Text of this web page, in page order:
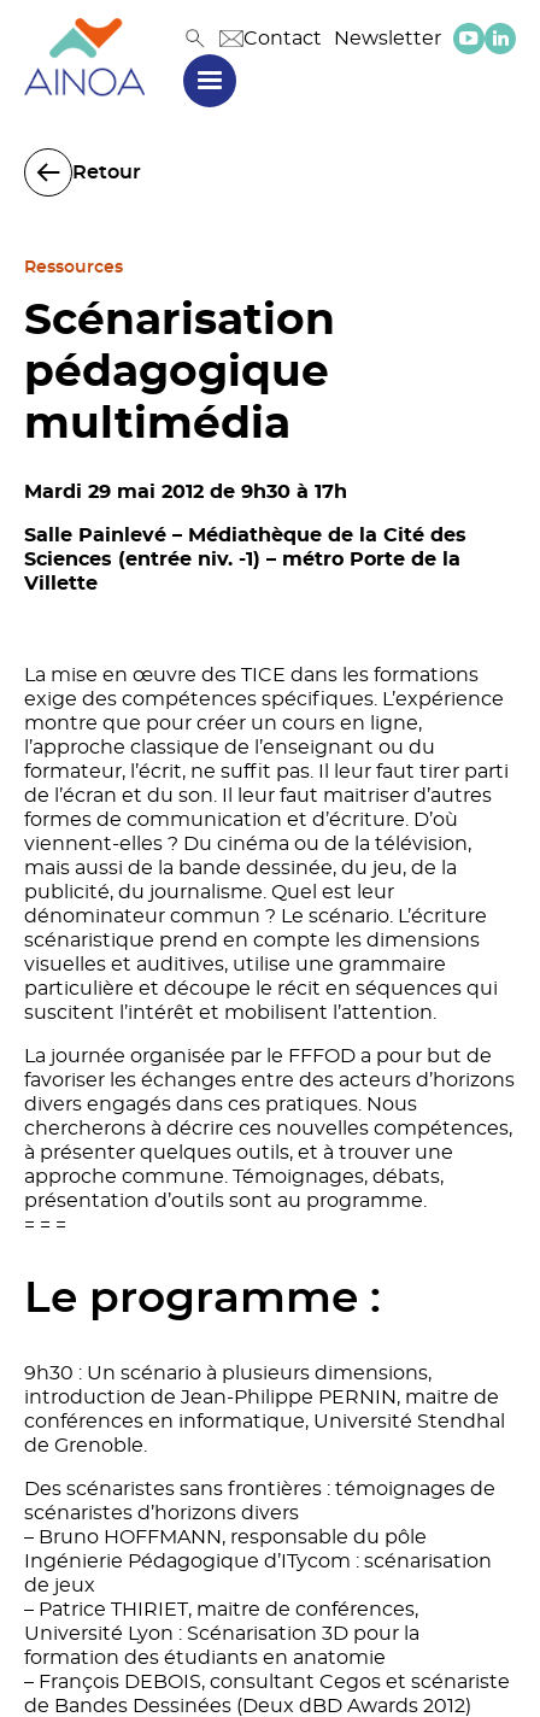
Contact Newsletter
Retour
Ressources
Scénarisation
pédagogique
multimédia
Mardi 29 mai 2012 de 9h30 à 17h
Salle Painlevé – Médiathèque de la Cité des
Sciences (entrée niv. -1) – métro Porte de la
Villette
La mise en œuvre des TICE dans les formations
exige des compétences spécifiques. L’expérience
montre que pour créer un cours en ligne,
l’approche classique de l’enseignant ou du
formateur, l’écrit, ne suffit pas. Il leur faut tirer parti
de l’écran et du son. Il leur faut maitriser d’autres
formes de communication et d’écriture. D’où
viennent-elles ? Du cinéma ou de la télévision,
mais aussi de la bande dessinée, du jeu, de la
publicité, du journalisme. Quel est leur
dénominateur commun ? Le scénario. L’écriture
scénaristique prend en compte les dimensions
visuelles et auditives, utilise une grammaire
particulière et découpe le récit en séquences qui
suscitent l’intérêt et mobilisent l’attention.
La journée organisée par le FFFOD a pour but de
favoriser les échanges entre des acteurs d’horizons
divers engagés dans ces pratiques. Nous
chercherons à décrire ces nouvelles compétences,
à présenter quelques outils, et à trouver une
approche commune. Témoignages, débats,
présentation d’outils sont au programme.
= = =
Le programme :
9h30 : Un scénario à plusieurs dimensions,
introduction de Jean-Philippe PERNIN, maitre de
conférences en informatique, Université Stendhal
de Grenoble.
Des scénaristes sans frontières : témoignages de
scénaristes d’horizons divers
– Bruno HOFFMANN, responsable du pôle
Ingénierie Pédagogique d’ITycom : scénarisation
de jeux
– Patrice THIRIET, maitre de conférences,
Université Lyon : Scénarisation 3D pour la
formation des étudiants en anatomie
– François DEBOIS, consultant Cegos et scénariste
de Bandes Dessinées (Deux dBD Awards 2012)